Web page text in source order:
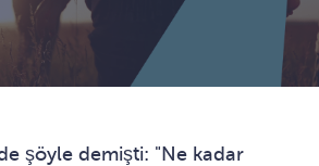
şöyle demişti: "Ne kadar